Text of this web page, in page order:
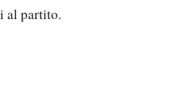
al partito.